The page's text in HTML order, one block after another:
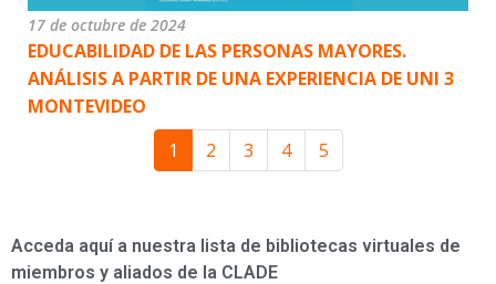
17 de octubre de 2024
EDUCABILIDAD DE LAS PERSONAS MAYORES.
ANÁLISIS A PARTIR DE UNA EXPERIENCIA DE UNI 3
MONTEVIDEO
1
2 3 4 5
Acceda aquí a nuestra lista de bibliotecas virtuales de
miembros y aliados de la CLADE